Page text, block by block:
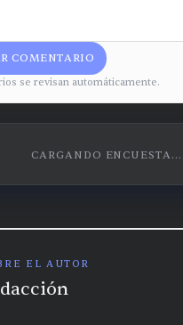
COMENTARIO
se revisan automáticamente.
CARGANDO ENCUESTA...
EL AUTOR